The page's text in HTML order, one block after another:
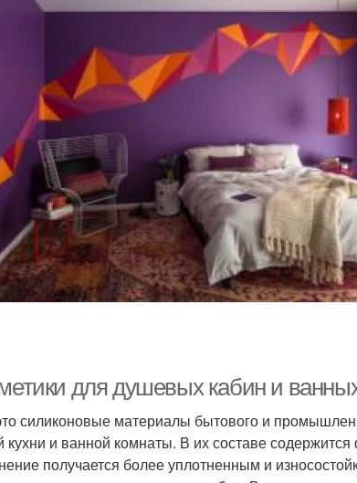
для душевых кабин и
силиконовые материалы бытового и
кухни и ванной комнаты. В их составе
получается более уплотненным и